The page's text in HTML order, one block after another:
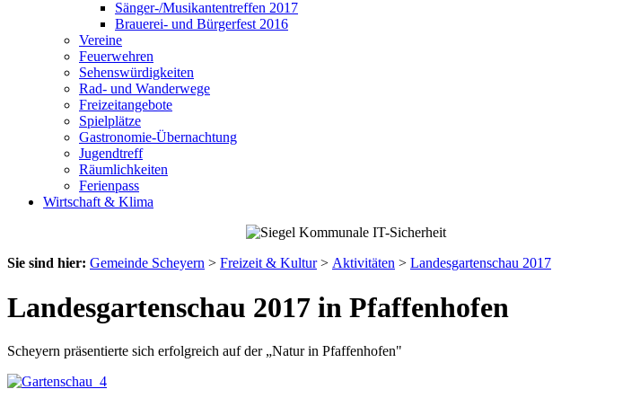
Sänger-/Musikantentreffen 2017
Brauerei- und Bürgerfest 2016
Vereine
Feuerwehren
Sehenswürdigkeiten
Rad- und Wanderwege
Freizeitangebote
Spielplätze
Gastronomie-Übernachtung
Jugendtreff
Räumlichkeiten
Ferienpass
Wirtschaft & Klima
Sie sind hier: Gemeinde Scheyern > Freizeit & Kultur> Aktivitäten > Landesgartenschau 2017
Landesgartenschau 2017 in Pfaffenhofen
Scheyern präsentierte sich erfolgreich auf der „Natur in Pfaffenhofen"